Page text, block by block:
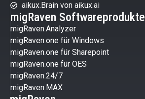
aikux.Brain von aikux.ai
migRaven Softwareprodukte
migRaven.Analyzer
migRaven.one für Windows
migRaven.one für Sharepoint
migRaven.one für OES
migRaven.24/7
migRaven.MAX